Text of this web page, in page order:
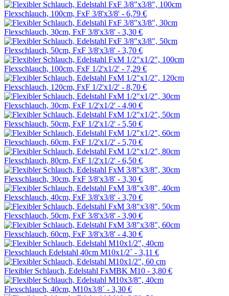
Flexschlauch, 100cm, FxF 3/8'x3/8' - 6,79 €
Flexschlauch, 30cm, FxF 3/8'x3/8' - 3,30 €
Flexschlauch, 50cm, FxF 3/8'x3/8' - 3,70 €
Flexschlauch, 100cm, FxF 1/2'x1/2' - 7,29 €
Flexschlauch, 120cm, FxF 1/2'x1/2' - 8,70 €
Flexschlauch, 30cm, FxF 1/2'x1/2' - 4,90 €
Flexschlauch, 50cm, FxF 1/2'x1/2' - 5,50 €
Flexschlauch, 60cm, FxF 1/2'x1/2' - 5,70 €
Flexschlauch, 80cm, FxF 1/2'x1/2' - 6,50 €
Flexschlauch, 30cm, FxF 3/8'x3/8' - 3,30 €
Flexschlauch, 40cm, FxF 3/8'x3/8' - 3,70 €
Flexschlauch, 50cm, FxF 3/8'x3/8' - 3,90 €
Flexschlauch, 60cm, FxF 3/8'x3/8' - 4,30 €
Flexschlauch Edelstahl 40cm M10x1/2´ - 3,11 €
Flexibler Schlauch, Edelstahl FxMBK M10 - 3,80 €
Flexschlauch, 40cm, M10x3/8´ - 3,30 €